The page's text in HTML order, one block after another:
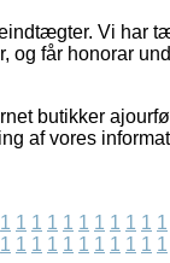
Vi har
og får honorar
butikker
af vores
1 1 1 1 1 1 1 1 1 1 1
1 1 1 1 1 1 1 1 1 1 1